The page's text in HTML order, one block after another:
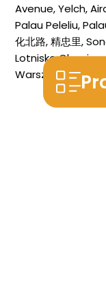
Avenue, Yelch,
PalauPeleliu,
化北路, 精忠里,
Lotnisko Chopina,
Warszawa,